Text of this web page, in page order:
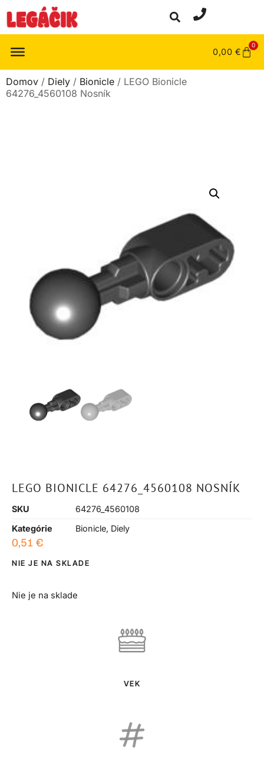
0,00 €
0
Domov / Diely / Bionicle / LEGO Bionicle
64276_4560108 Nosník
LEGO BIONICLE 64276_4560108 NOSNÍK
SKU
64276_4560108
Kategórie
Bionicle, Diely
0,51 €
NIE JE NA SKLADE
Nie je na sklade
VEK